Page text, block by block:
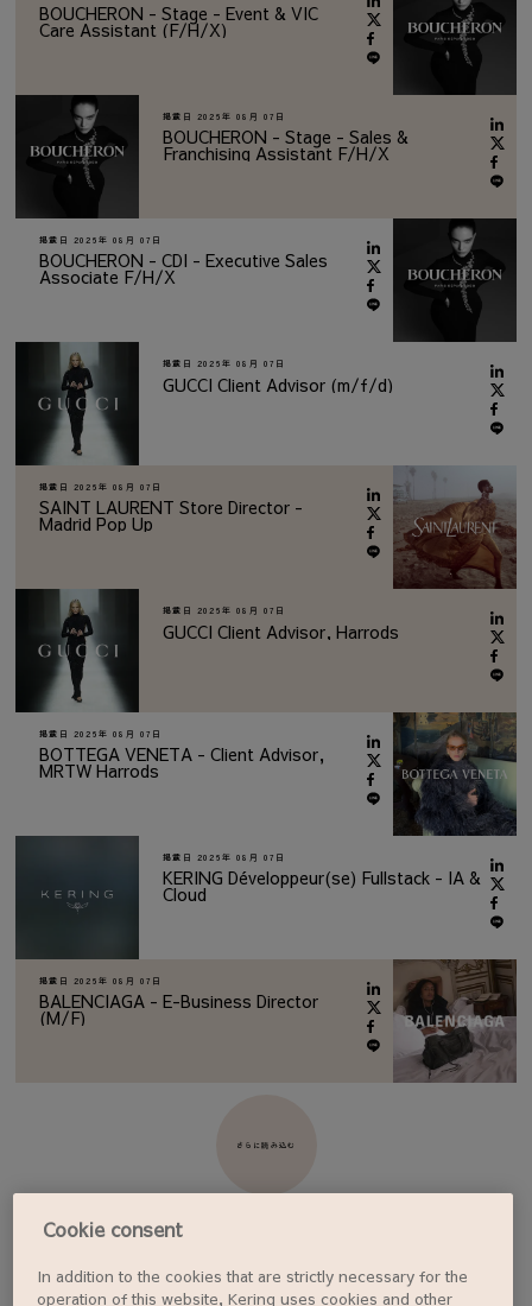
BOUCHERON - Stage - Event & VIC
Care Assistant (F/H/X)
掲載日 2026年 08月 07日
BOUCHERON - Stage - Sales &
Franchising Assistant F/H/X
掲載日 2026年 08月 07日
BOUCHERON - CDI - Executive Sales
Associate F/H/X
掲載日 2026年 08月 07日
GUCCI Client Advisor (m/f/d)
掲載日 2026年 08月 07日
SAINT LAURENT Store Director -
Madrid Pop Up
掲載日 2026年 08月 07日
GUCCI Client Advisor, Harrods
掲載日 2026年 08月 07日
BOTTEGA VENETA - Client Advisor,
MRTW Harrods
掲載日 2026年 08月 07日
KERING Développeur(se) Fullstack - IA &
Cloud
掲載日 2026年 08月 07日
BALENCIAGA - E-Business Director
(M/F)
さらに読み込む
ジョブアラートを設定する
Cookie consent
In addition to the cookies that are strictly necessary for the
operation of this website, Kering uses cookies and other